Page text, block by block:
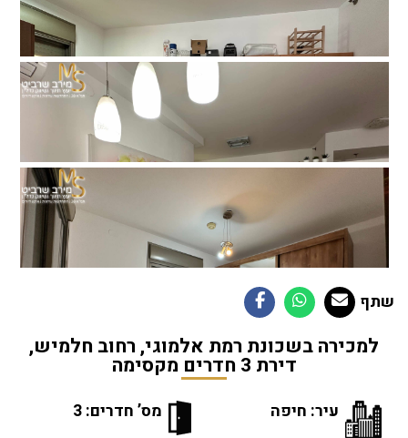
למכירה בשכונת רמת אלמוגי, רחוב חלמיש,
דירת 3 חדרים מקסימה
עיר: חיפה מס’ חדרים: 3
שתף